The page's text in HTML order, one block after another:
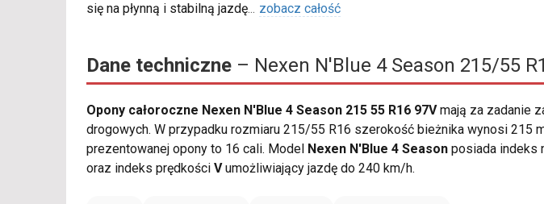
się na płynną i stabilną jazdę... zobacz całość
Dane techniczne – Nexen N'Blue 4 Season 215/55
Opony całoroczne Nexen N'Blue 4 Season 215 55 R16 97Vmają za zadanie
drogowych. W przypadku rozmiaru 215/55 R16 szerokość bieżnika wynosi
prezentowanej opony to 16 cali. Model Nexen N'Blue 4 Season posiada indeks
oraz indeks prędkości Vumożliwiający jazdę do 240 km/h.